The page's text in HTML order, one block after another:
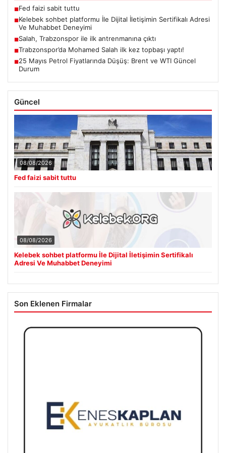
■Fed faizi sabit tuttu
■Kelebek sohbet platformu İle Dijital İletişimin Sertifikalı Adresi
Ve Muhabbet Deneyimi
■Salah, Trabzonspor ile ilk antrenmanına çıktı
■Trabzonspor’da Mohamed Salah ilk kez topbaşı yaptı!
■25 Mayıs Petrol Fiyatlarında Düşüş: Brent ve WTI Güncel
Durum
Güncel
08/08/2026
Fed faizi sabit tuttu
08/08/2026
Kelebek sohbet platformu İle Dijital İletişimin Sertifikalı
Adresi Ve Muhabbet Deneyimi
Son Eklenen Firmalar